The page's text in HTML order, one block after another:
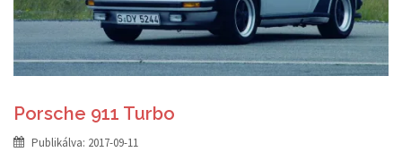
Porsche 911 Turbo
Publikálva: 2017-09-11